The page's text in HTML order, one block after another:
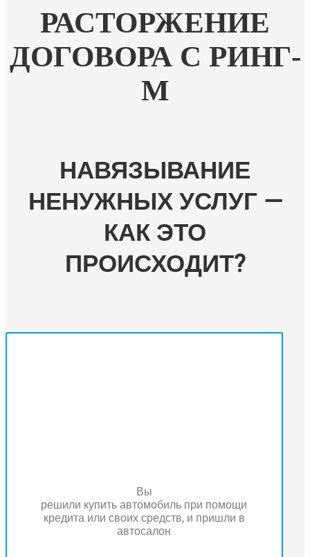
РАСТОРЖЕНИЕ
ДОГОВОРА С РИНГ-
М
НАВЯЗЫВАНИЕ
НЕНУЖНЫХ УСЛУГ —
КАК ЭТО
ПРОИСХОДИТ?
Вы
решили купить автомобиль при помощи
кредита или своих средств, и пришли в
автосалон